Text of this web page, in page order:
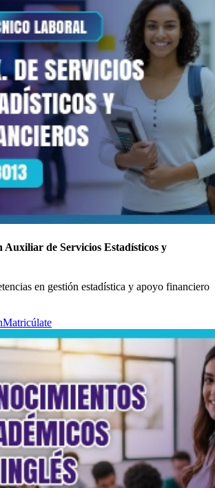
Auxiliar de Servicios Estadísticos y
en gestión estadística y apoyo financiero
Matricúlate